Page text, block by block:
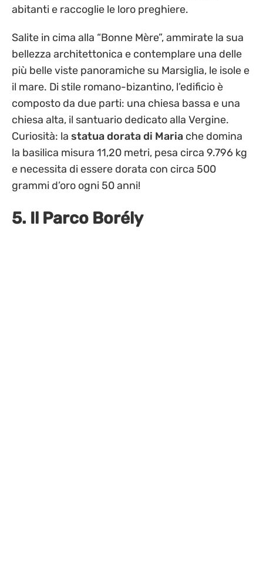
abitanti e raccoglie le loro preghiere.
Salite in cima alla “Bonne Mère”, ammirate la sua
bellezza architettonica e contemplare una delle
più belle viste panoramiche su Marsiglia, le isole e
il mare. Di stile romano-bizantino, l’edificio è
composto da due parti: una chiesa bassa e una
chiesa alta, il santuario dedicato alla Vergine.
Curiosità: la statuadoratadi Maria che domina
la basilica misura 11,20 metri, pesa circa 9.796 kg
e necessita di essere dorata con circa 500
grammi d’oro ogni 50 anni!
5. Il Parco Borély